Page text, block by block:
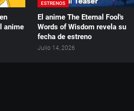
anime
ESTRENOS
El anime The Eternal Fool's
Words of Wisdom revela su
fecha de estreno
Julio 14, 2026